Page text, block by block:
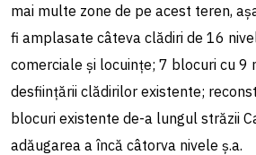
mai multe zone de pe acest teren,
fi amplasate câteva clădiri de 16
comerciale și locuințe; 7 blocuri cu 9
desființării clădirilor existente;
blocuri existente de-a lungul străzii
adăugarea a încă câtorva nivele ș.a.